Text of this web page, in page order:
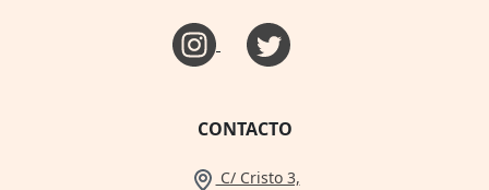
CONTACTO
C/ Cristo 3,